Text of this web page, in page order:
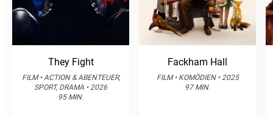
They Fight
FILM • ACTION & ABENTEUER,
SPORT, DRAMA • 2026
95 MIN.
Fackham Hall
FILM • KOMÖDIEN • 2025
97 MIN.